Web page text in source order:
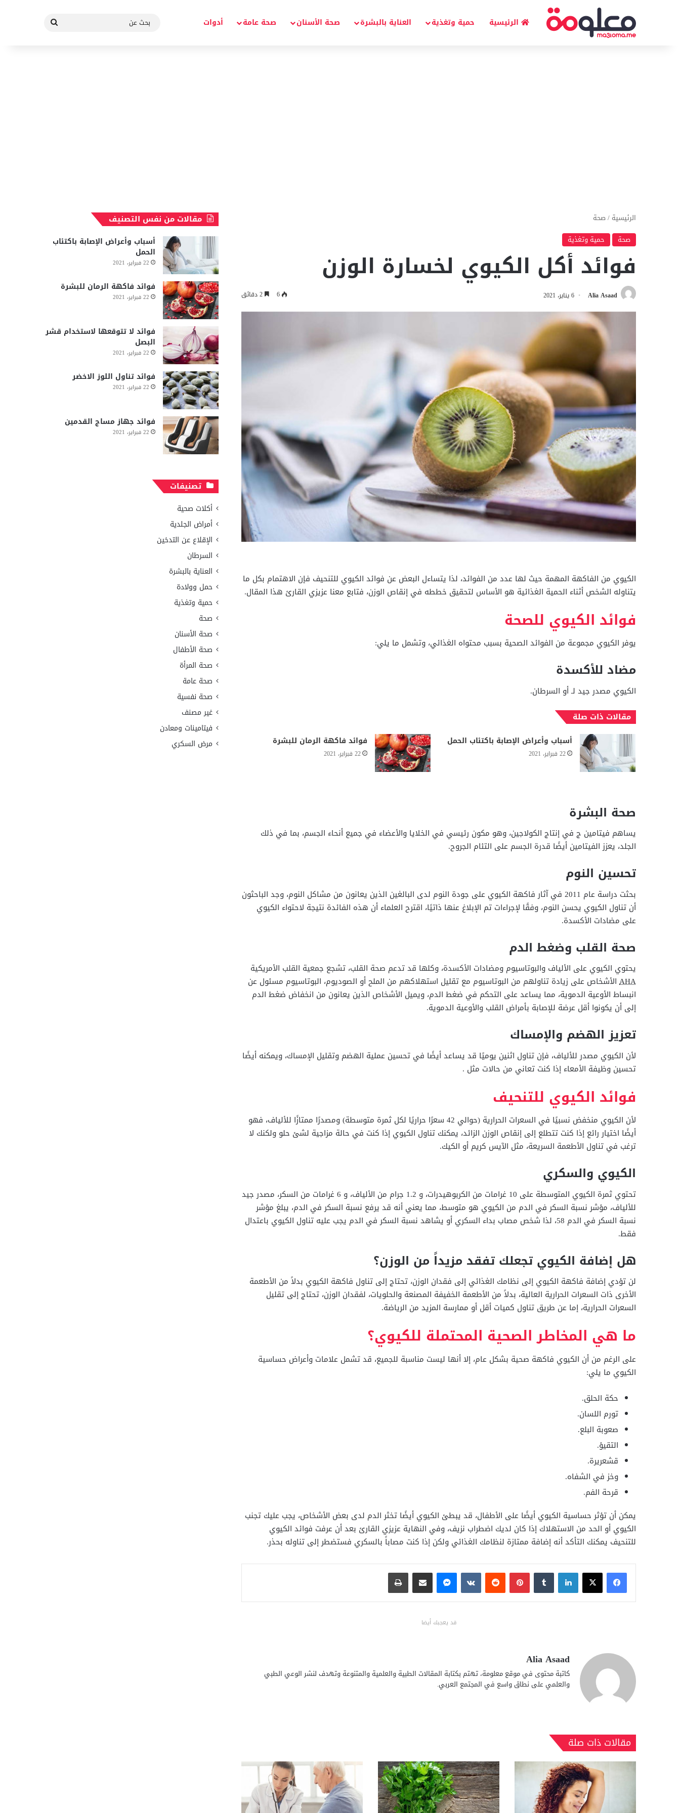
الرئيسية حمية وتغذية العناية بالبشرة صحة الأسنان صحة عامة أدوات
بحث
الرئيسية /صحة
صحة
حمية وتغذية
فوائد أكل الكيوي لخسارة الوزن
Alia Asaad 6 يناير، 2021 6
الكيوي من الفاكهة المهمة حيث لها عدد من الفوائد، لذا يتساءل البعض عن فوائد الكيوي للتنحيف فإن الاهتمام بكل ما
يتناوله الشخص أثناء الحمية الغذائية هو الأساس لتحقيق خططه في إنقاص الوزن، فتابع معنا عزيزي القارئ هذا المقال.
فوائد الكيوي للصحة
يوفر الكيوي مجموعة من الفوائد الصحية بسبب محتواه الغذائي، وتشمل ما يلي:
مضاد للأكسدة
الكيوي مصدر جيد لـ أو السرطان.
مقالات ذات صلة
أسباب وأعراض الإصابة باكتئاب الحمل
22 فبراير، 2021
فوائد فاكهة الرمان للبشرة
22 فبراير، 2021
صحة البشرة
يساهم فيتامين ج في إنتاج الكولاجين، وهو مكون رئيسي في الخلايا والأعضاء في جميع أنحاء الجسم، بما في ذلك
الجلد، يعزز الفيتامين أيضًا قدرة الجسم على التئام الجروح.
تحسين النوم
بحثت دراسة عام 2011 في آثار فاكهة الكيوي على جودة النوم لدى البالغين الذين يعانون من مشاكل النوم، وجد الباحثون
أن تناول الكيوي يحسن النوم، وفقًا لإجراءات تم الإبلاغ عنها ذاتيًا، اقترح العلماء أن هذه الفائدة نتيجة لاحتواء الكيوي
على مضادات الأكسدة.
صحة القلب وضغط الدم
يحتوي الكيوي على الألياف والبوتاسيوم ومضادات الأكسدة، وكلها قد تدعم صحة القلب، تشجع جمعية القلب الأمريكية
AHA الأشخاص على زيادة تناولهم من البوتاسيوم مع تقليل استهلاكهم من الملح أو الصوديوم، البوتاسيوم مسئول عن
انبساط الأوعية الدموية، مما يساعد على التحكم في ضغط الدم، ويميل الأشخاص الذين يعانون من انخفاض ضغط الدم
إلى أن يكونوا أقل عرضة للإصابة بأمراض القلب والأوعية الدموية.
تعزيز الهضم والإمساك
لأن الكيوي مصدر للألياف، فإن تناول اثنين يوميًا قد يساعد أيضًا في تحسين عملية الهضم وتقليل الإمساك، ويمكنه أيضًا
تحسين وظيفة الأمعاء إذا كنت تعاني من حالات مثل .
فوائد الكيوي للتنحيف
لأن الكيوي منخفض نسبيًا في السعرات الحرارية (حوالي 42 سعرًا حراريًا لكل ثمرة متوسطة) ومصدرًا ممتازًا للألياف، فهو
أيضًا اختيار رائع إذا كنت تتطلع إلى إنقاص الوزن الزائد، يمكنك تناول الكيوي إذا كنت في حالة مزاجية لشئ حلو ولكنك لا
ترغب في تناول الأطعمة السريعة، مثل الآيس كريم أو الكيك.
الكيوي والسكري
تحتوي ثمرة الكيوي المتوسطة ​​على 10 غرامات من الكربوهيدرات، و 1.2 جرام من الألياف، و 6 غرامات من السكر، مصدر جيد
للألياف، مؤشر نسبة السكر في الدم من الكيوي هو متوسط، مما يعني أنه قد يرفع نسبة السكر في الدم، يبلغ مؤشر
نسبة السكر في الدم 58، لذا شخص مصاب بداء السكري أو يشاهد نسبة السكر في الدم يجب عليه تناول الكيوي باعتدال
فقط.
هل إضافة الكيوي تجعلك تفقد مزيداً من الوزن؟
لن تؤدي إضافة فاكهة الكيوي إلى نظامك الغذائي إلى فقدان الوزن، تحتاج إلى تناول فاكهة الكيوي بدلاً من الأطعمة
الأخرى ذات السعرات الحرارية العالية، بدلاً من الأطعمة الخفيفة المصنعة والحلويات، لفقدان الوزن، تحتاج إلى تقليل
السعرات الحرارية، إما عن طريق تناول كميات أقل أو ممارسة المزيد من الرياضة.
ما هي المخاطر الصحية المحتملة للكيوي؟
على الرغم من أن الكيوي فاكهة صحية بشكل عام، إلا أنها ليست مناسبة للجميع، قد تشمل علامات وأعراض حساسية
الكيوي ما يلي:
حكة الحلق.
تورم اللسان.
صعوبة البلع.
التقيؤ.
قشعريرة.
وخز في الشفاه.
قرحة الفم.
يمكن أن تؤثر حساسية الكيوي أيضًا على الأطفال، قد يبطئ الكيوي أيضًا تخثر الدم لدى بعض الأشخاص، يجب عليك تجنب
الكيوي أو الحد من الاستهلاك إذا كان لديك اضطراب نزيف، وفي النهاية عزيزي القارئ بعد أن عرفت فوائد الكيوي
للتنحيف يمكنك التأكد أنه إضافة ممتازة لنظامك الغذائي ولكن إذا كنت مصاباً بالسكري فستضطر إلى تناوله بحذر.
فيسبوكX لينكدإن بينتيريست ماسنجر مشاركة عبر البريد طباعة
قد يعجبك أيضا
Alia Asaad
كاتبة محتوى في موقع معلومة، تهتم بكتابة المقالات الطبية والعلمية والمتنوعة وتهدف لنشر الوعي الطبي
والعلمي على نطاق واسع في المجتمع العربي.
مقالات ذات صلة
مقالات من نفس التصنيف
أسباب وأعراض الإصابة باكتئاب
الحمل
22 فبراير، 2021
فوائد فاكهة الرمان للبشرة
22 فبراير، 2021
فوائد لا تتوقعها لاستخدام قشر
البصل
22 فبراير، 2021
فوائد تناول اللوز الاخضر
22 فبراير، 2021
فوائد جهاز مساج القدمين
22 فبراير، 2021
تصنيفات
أكلات صحية
أمراض الجلدية
الإقلاع عن التدخين
السرطان
العناية بالبشرة
حمل وولادة
حمية وتغذية
صحة
صحة الأسنان
صحة الأطفال
صحة المرأة
صحة عامة
صحة نفسية
غير مصنف
فيتامينات ومعادن
مرض السكري